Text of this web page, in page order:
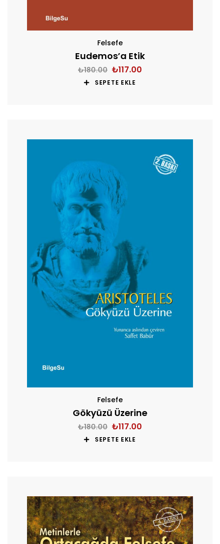
Felsefe
Eudemos’a Etik
₺180.00 ₺117.00
SEPETE EKLE
Felsefe
Gökyüzü Üzerine
₺180.00 ₺117.00
SEPETE EKLE